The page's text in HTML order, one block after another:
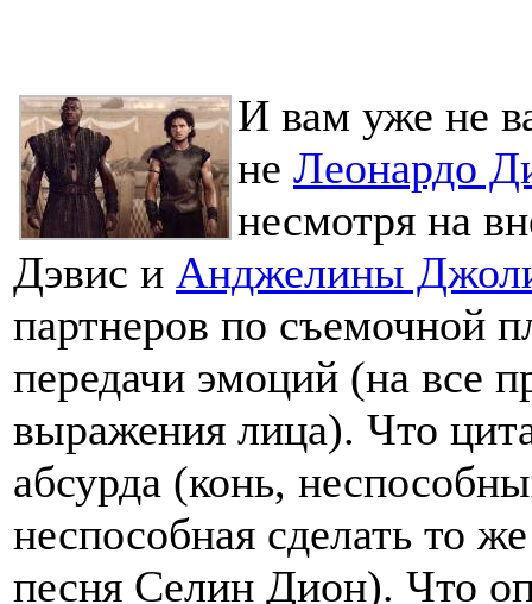
И вам уже не
не Леонардо
несмотря на
Дэвис и Анджелины
партнеров по съемочной
передачи эмоций (на все
выражения лица). Что
абсурда (конь,
неспособная сделать то
песня Селин Дион). Что